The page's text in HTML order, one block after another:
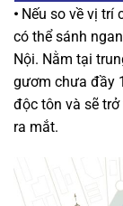
• Nếu so về vị trí
có thể sánh
Nội. Nằm tại
gươm chưa đầy
độc tôn và sẽ
ra mắt.